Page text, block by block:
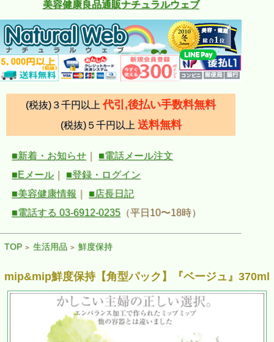
美容健康良品通販ナチュラルウェブ
(税抜)３千円以上 代引,後払い手数料無料
(税抜)５千円以上 送料無料
■新着・お知らせ
■電話メール注文
■Eメール
■登録・ログイン
■美容健康情報
■店長日記
■電話する 03-6912-0235 （平日10〜18時）
TOP > 生活用品 > 鮮度保持
mip&mip鮮度保持【角型パック】『ベージュ』370ml